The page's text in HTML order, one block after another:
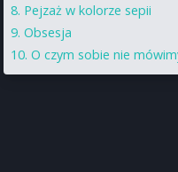
Pejzaż w kolorze sepii
Obsesja
O czym sobie nie